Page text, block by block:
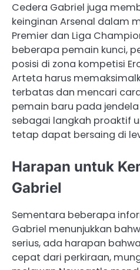
Cedera Gabriel juga
keinginan Arsenal dalam
Premier dan Liga
beberapa pemain kunci,
posisi di zona kompetisi
Arteta harus
terbatas dan mencari
pemain baru pada
sebagai langkah proaktif
tetap dapat bersaing di
Harapan untuk
Gabriel
Sementara beberapa
Gabriel menunjukkan
serius, ada harapan
cepat dari perkiraan,